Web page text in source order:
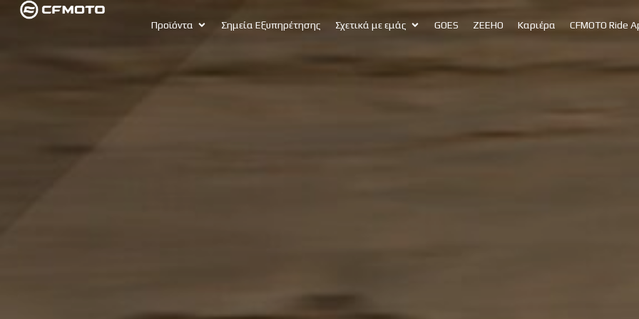
Προϊόντα Σημεία Εξυπηρέτησης Σχετικά με εμάς GOES ZEEHO Καριέρα CFMOTO Ride